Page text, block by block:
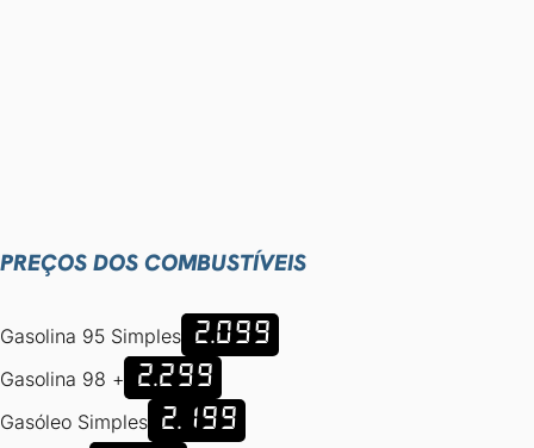
PREÇOS DOS COMBUSTÍVEIS
Gasolina 95 Simples 2.099
Gasolina 98 + 2.299
Gasóleo Simples 2.199